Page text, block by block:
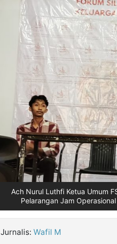
Ach Nurul Luthfi Ketua Umum
Pelarangan Jam
Jurnalis: Wafil M